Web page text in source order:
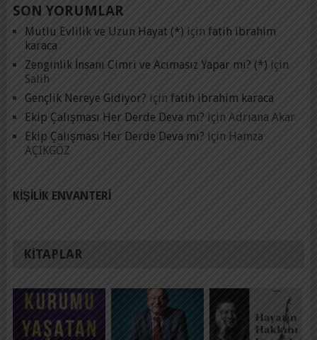
SON YORUMLAR
Mutlu Evlilik ve Uzun Hayat (*) için fatih ibrahim
karaca
Zenginlik İnsanı Cimri ve Acımasız Yapar mı? (*) için
Salih
Gençlik Nereye Gidiyor? için fatih ibrahim karaca
Ekip Çalışması Her Derde Deva mı? için Adrıana Akar
Ekip Çalışması Her Derde Deva mı? için Hamza
AÇIKGÖZ
KIŞILIK ENVANTERI
KITAPLAR